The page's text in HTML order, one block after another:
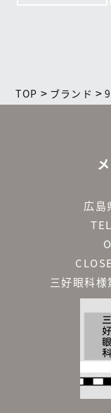
TOP > ブランド >
広島
三好眼科様